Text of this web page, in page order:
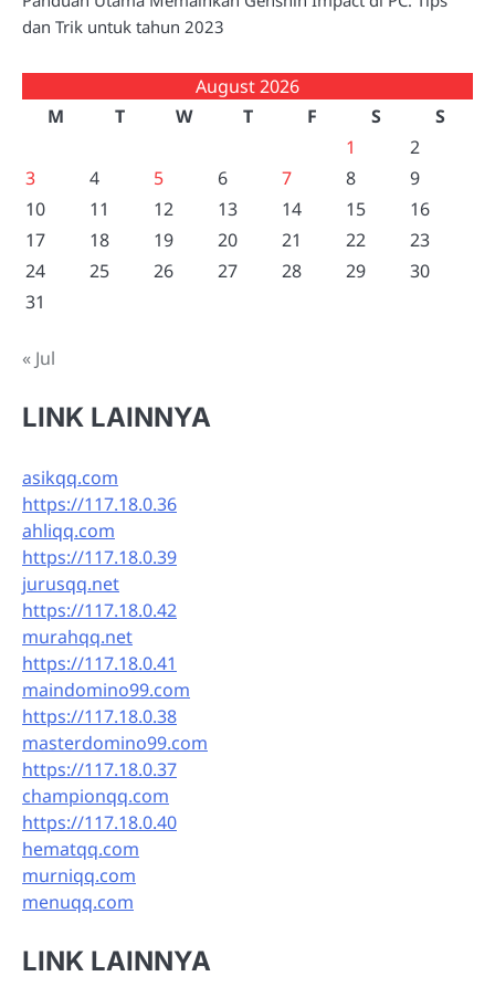
dan Trik untuk tahun 2023
August 2026
M
T W T F S
S
1
2
3
4 5 6 7 8
9
10
11 12 13 14 15
16
17
18 19 20 21 22
23
24
25 26 27 28 29
30
31
« Jul
LINK LAINNYA
asikqq.com
https://117.18.0.36
ahliqq.com
https://117.18.0.39
jurusqq.net
https://117.18.0.42
murahqq.net
https://117.18.0.41
maindomino99.com
https://117.18.0.38
masterdomino99.com
https://117.18.0.37
championqq.com
https://117.18.0.40
hematqq.com
murniqq.com
menuqq.com
LINK LAINNYA